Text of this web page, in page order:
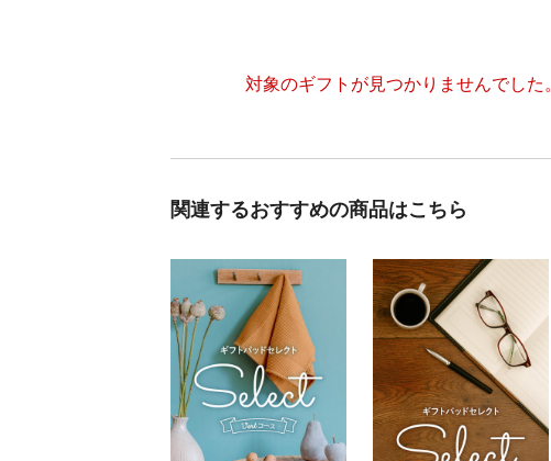
対象のギフトが見つかりませんでした。
関連するおすすめの商品はこちら